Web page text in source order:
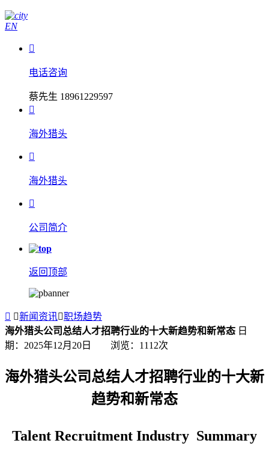
EN

电话咨询
蔡先生 18961229597

海外猎头

海外猎头

公司简介
返回顶部
 新闻资讯职场趋势
海外猎头公司总结人才招聘行业的十大新趋势和新常态 日
期：2025年12月20日 浏览： 1112次
海外猎头公司总结人才招聘行业的十大新
趋势和新常态
Talent Recruitment Industry Summary